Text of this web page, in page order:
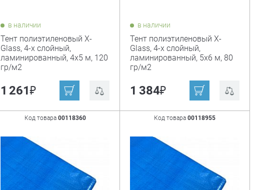
в наличии
Тент полиэтиленовый X-
Glass, 4-х слойный,
ламинированный, 4х5 м, 120
гр/м2
1 261₽
в наличии
Тент полиэтиленовый X-
Glass, 4-х слойный,
ламинированный, 5х6 м, 80
гр/м2
1 384₽
Код товара 00118360 Код товара00118955